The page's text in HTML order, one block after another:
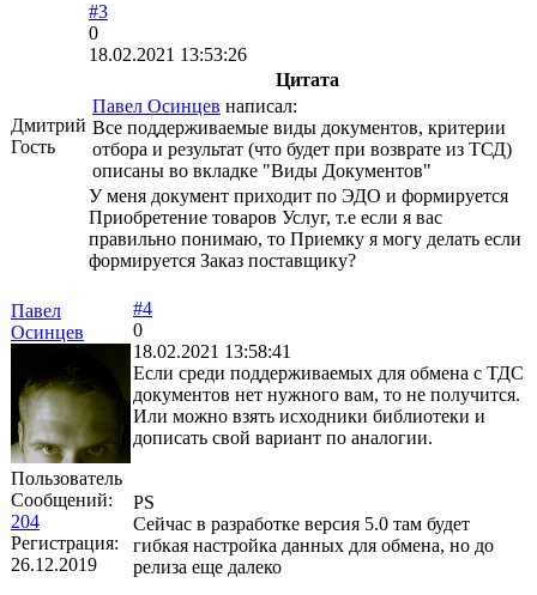
Дмитрий
Гость
#3
0
18.02.2021 13:53:26
Цитата
Павел Осинцев написал:
Все поддерживаемые виды документов, критерии
отбора и результат (что будет при возврате из ТСД)
описаны во вкладке "Виды Документов"
У меня документ приходит по ЭДО и формируется
Приобретение товаров Услуг, т.е если я вас
правильно понимаю, то Приемку я могу делать если
формируется Заказ поставщику?
Павел
Осинцев
Пользователь
Сообщений:
204
Регистрация:
26.12.2019
#4
0
18.02.2021 13:58:41
Если среди поддерживаемых для обмена с ТДС
документов нет нужного вам, то не получится.
Или можно взять исходники библиотеки и
дописать свой вариант по аналогии.
PS
Сейчас в разработке версия 5.0 там будет
гибкая настройка данных для обмена, но до
релиза еще далеко